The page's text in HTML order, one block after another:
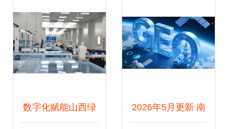
技术突破并进
数字化赋能山西绿 2026年5月更新 南